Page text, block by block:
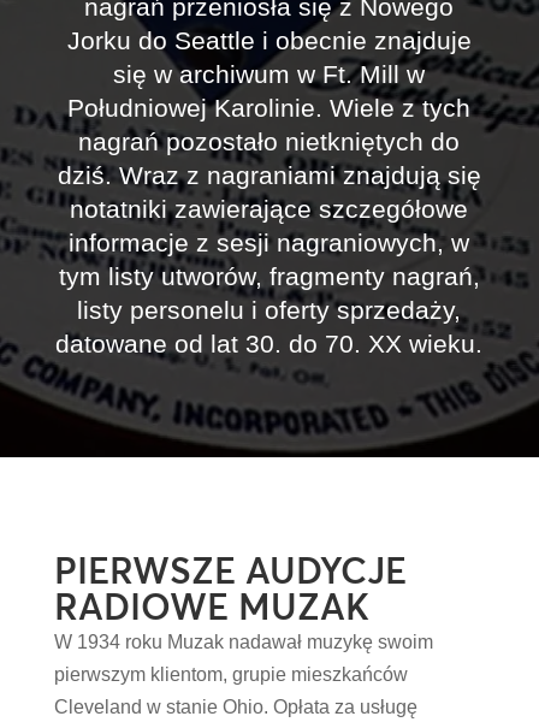
nagrań przeniosła się z Nowego
Jorku do Seattle i obecnie znajduje
się w archiwum w Ft. Mill w
Południowej Karolinie. Wiele z tych
nagrań pozostało nietkniętych do
dziś. Wraz z nagraniami znajdują się
notatniki zawierające szczegółowe
informacje z sesji nagraniowych, w
tym listy utworów, fragmenty nagrań,
listy personelu i oferty sprzedaży,
datowane od lat 30. do 70. XX wieku.
PIERWSZE AUDYCJE
RADIOWE MUZAK
W 1934 roku Muzak nadawał muzykę swoim
pierwszym klientom, grupie mieszkańców
Cleveland w stanie Ohio. Opłata za usługę